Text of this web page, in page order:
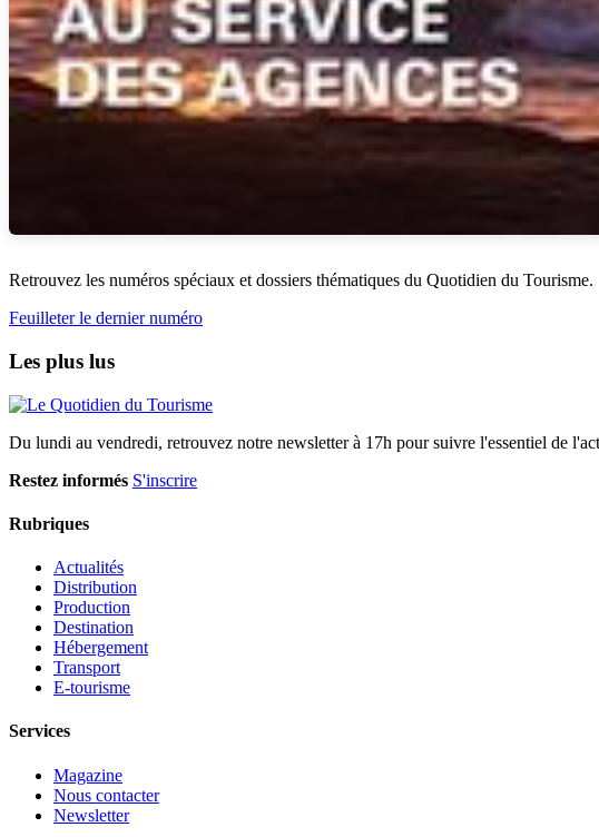
Retrouvez les numéros spéciaux et dossiers thématiques du Quotidien du Tourisme.
Feuilleter le dernier numéro
Les plus lus
Du lundi au vendredi, retrouvez notre newsletter à 17h pour suivre l'essentiel de
Restez informés S'inscrire
Rubriques
Actualités
Distribution
Production
Destination
Hébergement
Transport
E-tourisme
Services
Magazine
Nous contacter
Newsletter